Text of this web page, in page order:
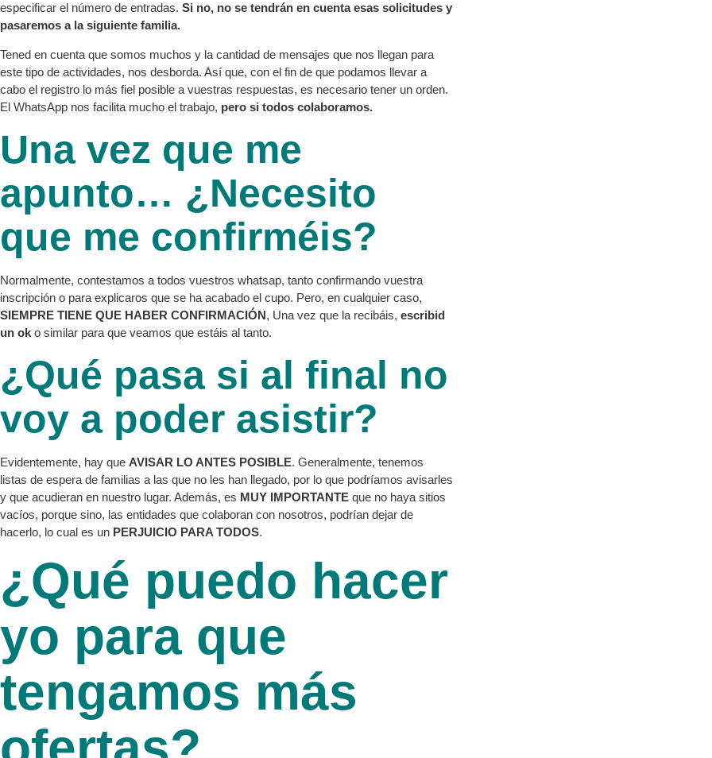
especificar el número de entradas. Si no, no se tendrán en cuenta esas solicitudes y
pasaremos a la siguiente familia.
Tened en cuenta que somos muchos y la cantidad de mensajes que nos llegan para
este tipo de actividades, nos desborda. Así que, con el fin de que podamos llevar a
cabo el registro lo más fiel posible a vuestras respuestas, es necesario tener un orden.
El WhatsApp nos facilita mucho el trabajo, pero si todos colaboramos.
Una vez que me
apunto… ¿Necesito
que me confirméis?
Normalmente, contestamos a todos vuestros whatsap, tanto confirmando vuestra
inscripción o para explicaros que se ha acabado el cupo. Pero, en cualquier caso,
SIEMPRE TIENE QUE HABER CONFIRMACIÓN, Una vez que la recibáis, escribid
un ok o similar para que veamos que estáis al tanto.
¿Qué pasa si al final no
voy a poder asistir?
Evidentemente, hay que AVISAR LO ANTES POSIBLE. Generalmente, tenemos
listas de espera de familias a las que no les han llegado, por lo que podríamos avisarles
y que acudieran en nuestro lugar. Además, es MUY IMPORTANTE que no haya sitios
vacíos, porque sino, las entidades que colaboran con nosotros, podrían dejar de
hacerlo, lo cual es un PERJUICIO PARA TODOS.
¿Qué puedo hacer
yo para que
tengamos más